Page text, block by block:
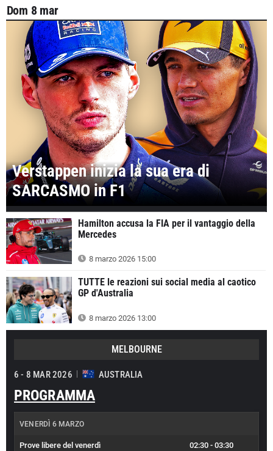
Dom 8 mar
Verstappen inizia la sua era di
SARCASMO in F1
Hamilton accusa la FIA per il vantaggio della
Mercedes
8 marzo 2026 15:00
TUTTE le reazioni sui social media al caotico
GP d'Australia
8 marzo 2026 13:00
MELBOURNE
6 - 8 MAR 2026 AUSTRALIA
PROGRAMMA
VENERDÌ 6 MARZO
Prove libere del venerdì 02:30 - 03:30